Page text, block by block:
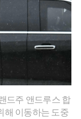
드주 앤드루스 합
해 이동하는 도중